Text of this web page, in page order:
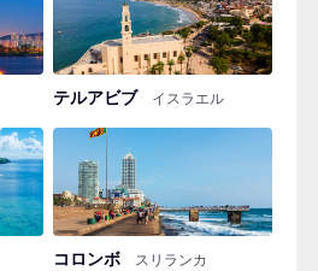
テルアビブ イスラエル
コロンボ スリランカ